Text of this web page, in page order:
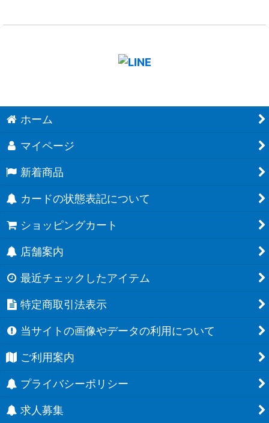
ホーム
マイページ
新着商品
カードの状態表記について
ショッピングカート
店舗案内
最近チェックしたアイテム
特定商取引法表示
当サイトの画像やデータの利用について
ご利用案内
プライバシーポリシー
求人募集